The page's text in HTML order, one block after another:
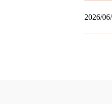
2026/